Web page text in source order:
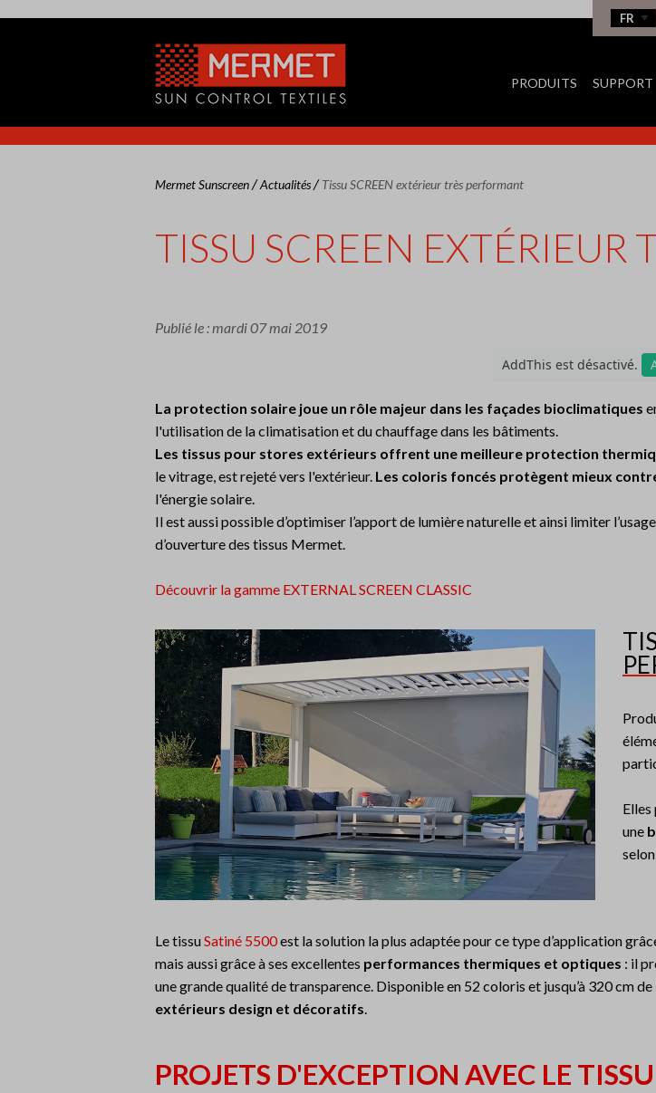
PRODUITS
Mermet Sunscreen/Actualités/Tissu SCREEN extérieur très performant
TISSU SCREEN EXTÉRIEUR
Publié le : mardi 07 mai 2019
AddThis est désactivé.
La protection solaire joue un rôle majeur dans les façades bioclimatiques
l'utilisation de la climatisation et du chauffage dans les bâtiments.
Les tissus pour stores extérieurs offrent une meilleure protection
le vitrage, est rejeté vers l'extérieur. Les coloris foncés protègent mieux
l'énergie solaire.
Il est aussi possible d’optimiser l’apport de lumière naturelle et ainsi limiter
d’ouverture des tissus Mermet.
Découvrir la gamme EXTERNAL SCREEN CLASSIC
Elles
une
Le tissuSatiné 5500est la solution la plus adaptée pour ce type d’application
mais aussi grâce à ses excellentes performances thermiques et optiques : il
une grande qualité de transparence. Disponible en 52 coloris et jusqu’à 320 cm de
extérieurs design et décoratifs.
PROJETS D'EXCEPTION AVEC LE